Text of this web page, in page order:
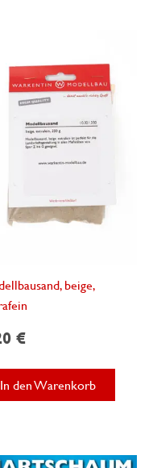
beige,
€
In den Warenkorb